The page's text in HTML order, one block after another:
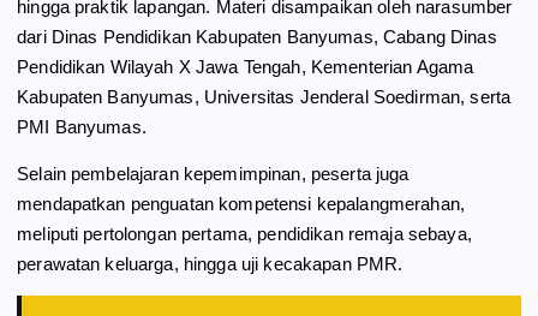
hingga praktik lapangan. Materi disampaikan oleh narasumber
dari Dinas Pendidikan Kabupaten Banyumas, Cabang Dinas
Pendidikan Wilayah X Jawa Tengah, Kementerian Agama
Kabupaten Banyumas, Universitas Jenderal Soedirman, serta
PMI Banyumas.
Selain pembelajaran kepemimpinan, peserta juga
mendapatkan penguatan kompetensi kepalangmerahan,
meliputi pertolongan pertama, pendidikan remaja sebaya,
perawatan keluarga, hingga uji kecakapan PMR.